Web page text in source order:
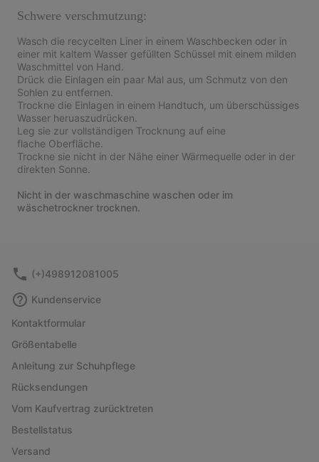
Schwere verschmutzung:
Wasch die recycelten Liner in einem Waschbecken oder in
einer mit kaltem Wasser gefüllten Schüssel mit einem milden
Waschmittel von Hand.
Drück die Einlagen ein paar Mal aus, um Schmutz von den
Sohlen zu entfernen.
Trockne die Einlagen in einem Handtuch, um überschüssiges
Wasser heruaszudrücken.
Leg sie zur vollständigen Trocknung auf eine
flache Oberfläche.
Trockne sie nicht in der Nähe einer Wärmequelle oder in der
direkten Sonne.
Nicht in der waschmaschine waschen oder im
wäschetrockner trocknen.
(+)498912081005
Kundenservice
Kontaktformular
Größentabelle
Anleitung zur Schuhpflege
Rücksendungen
Vom Kaufvertrag zurücktreten
Bestellstatus
Versand